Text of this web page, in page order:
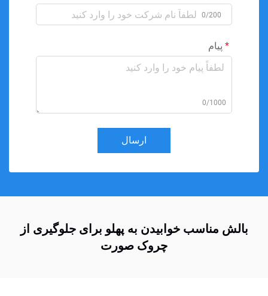
0/200
پیام
0/1000
ارسال
بالش مناسب خوابیدن به پهلو برای جلوگیری از
چروک صورت